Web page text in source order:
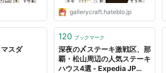
gallerycraft.hateblo.jp
スダ
120 ブックマーク
深夜の〆ステーキ激戦区、那
覇・松山周辺の人気ステーキ
ハウス4選 - Expedia JP